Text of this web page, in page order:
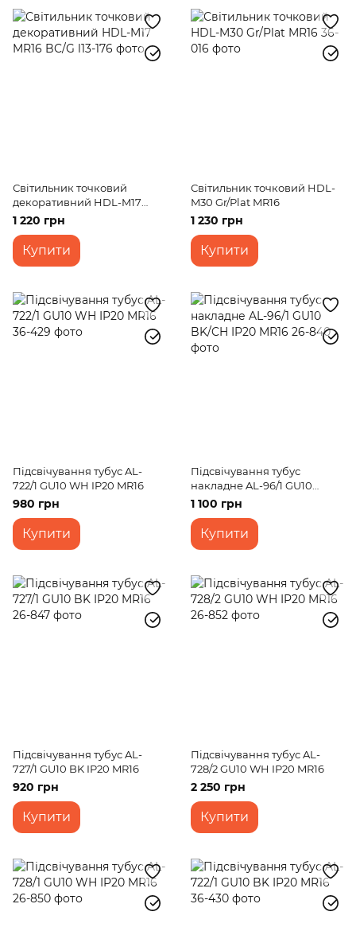
Світильник точковий
декоративний HDL-M17
MR16 BC/G
1 220 грн
Купити
Світильник точковий HDL-
M30 Gr/Plat MR16
1 230 грн
Купити
Підсвічування тубус AL-
722/1 GU10 WH IP20 MR16
980 грн
Купити
Підсвічування тубус
накладне AL-96/1 GU10
BK/CH IP20 MR16
1 100 грн
Купити
Підсвічування тубус AL-
727/1 GU10 BK IP20 MR16
920 грн
Купити
Підсвічування тубус AL-
728/2 GU10 WH IP20 MR16
2 250 грн
Купити